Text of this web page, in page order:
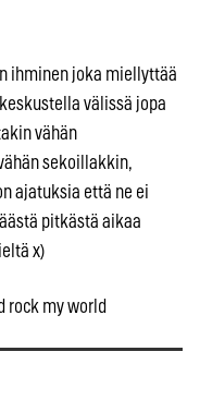
ihminen joka miellyttää
välissä jopa
vähän
sekoillakkin,
ajatuksia että ne ei
pitkästä aikaa
x)
rock my world